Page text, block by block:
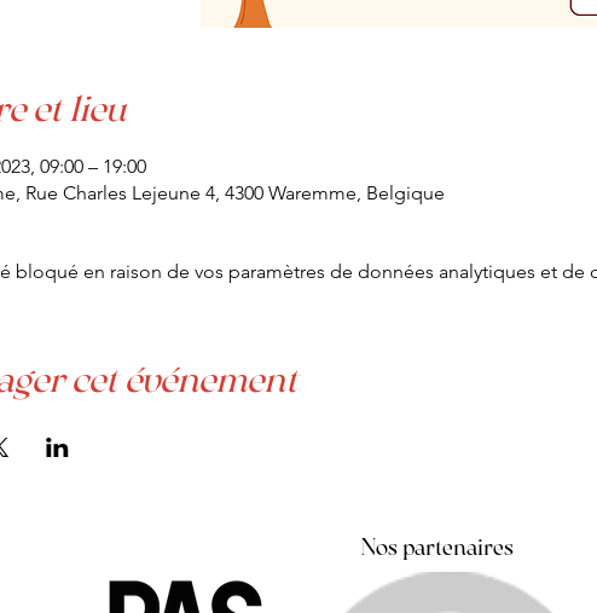
et lieu
09:00 – 19:00
Rue Charles Lejeune 4, 4300 Waremme, Belgique
bloqué en raison de vos paramètres de données analytiques et de
cet événement
Nos partenaires